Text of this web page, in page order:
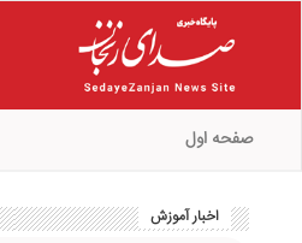
صفحه اول
اخبار آموزش